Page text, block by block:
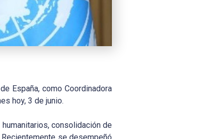
España, como Coordinadora
hoy, 3 de junio.
consolidación de